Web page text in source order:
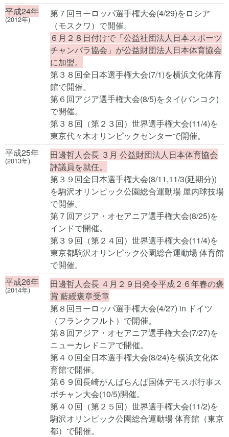
平成24年
(2012年)
第７回ヨーロッパ選手権大会(4/29)をロシア
（モスクワ）で開催。
６月２８日付けで「公益社団法人日本スポーツ
チャンバラ協会」が公益財団法人日本体育協会
に加盟。
第３８回全日本選手権大会(7/1)を横浜文化体育
館で開催。
第６回アジア選手権大会(8/5)をタイ(バンコク)
で開催。
第３８回（第２３回）世界選手権大会(11/4)を
東京代々木オリンピックセンターで開催。
平成25年
(2013年)
田邊哲人会長 ３月 公益財団法人日本体育協会
評議員を就任。
第３９回全日本選手権大会(8/11,11/3(延期分))
を駒沢オリンピック公園総合運動場 屋内球技場
で開催。
第７回アジア・オセアニア選手権大会(8/25)を
インドで開催。
第３９回（第２４回）世界選手権大会(11/4)を
東京都駒沢オリンピック公園総合運動場 体育館
で開催。
平成26年
(2014年)
田邊哲人会長 ４月２９日発令平成２６年春の褒
賞 藍綬褒章受章
第８回ヨーロッパ選手権大会(4/27) in ドイツ
（フランクフルト）で開催。
第８回アジア・オセアニア選手権大会(7/27)を
ニューカレドニアで開催。
第４０回全日本選手権大会(8/24)を横浜文化体
育館で開催。
第６９回長崎がんばらんば国体デモスポ行事ス
ポチャン大会(10/5)開催。
第４０回（第２５回）世界選手権大会(11/2)を
駒沢オリンピック公園総合運動場 体育館（東京
都）で開催。